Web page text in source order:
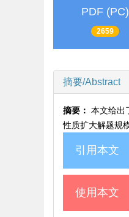
PDF (PC)
2659
摘要/Abstract
摘要：本文给出
性质扩大解题规
引用本文
使用本文